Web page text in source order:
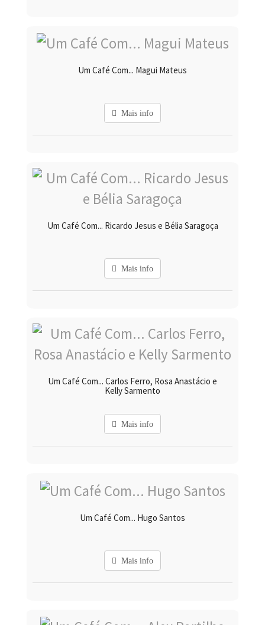
Um Café Com... Magui Mateus
Mais info
Um Café Com... Ricardo Jesus e Bélia Saragoça
Mais info
Um Café Com... Carlos Ferro, Rosa Anastácio e
Kelly Sarmento
Mais info
Um Café Com... Hugo Santos
Mais info